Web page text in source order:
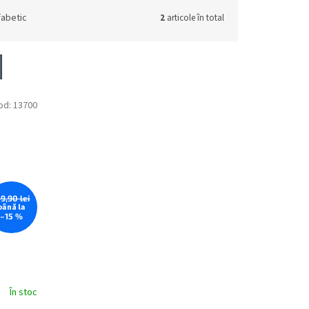
2 articole în total
lei
la
–15 %
În stoc
13700